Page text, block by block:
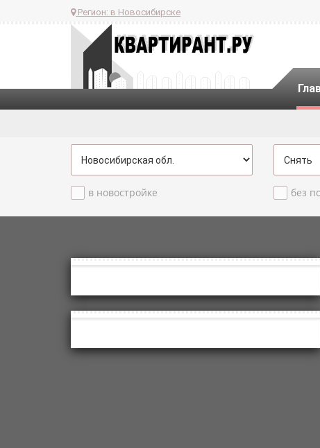
Регион: в Новосибирске
в новостройке без